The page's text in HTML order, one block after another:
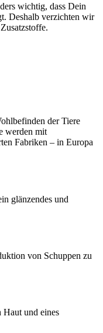
wichtig, dass Dein
Deshalb verzichten wir
der Tiere
werden mit
Fabriken – in Europa
glänzendes und
von Schuppen zu
Haut und eines